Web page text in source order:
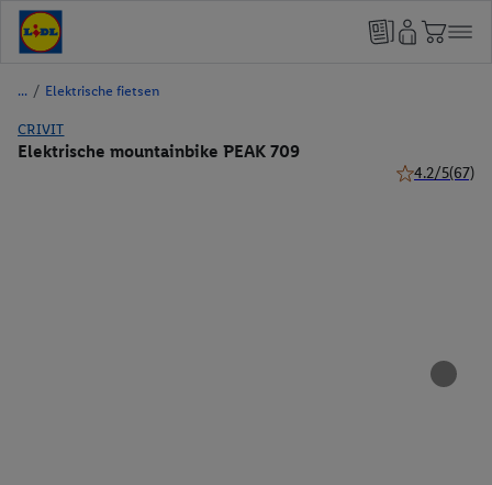
/ Elektrische fietsen
CRIVIT
Elektrische mountainbike PEAK 709
4.2/5(67)